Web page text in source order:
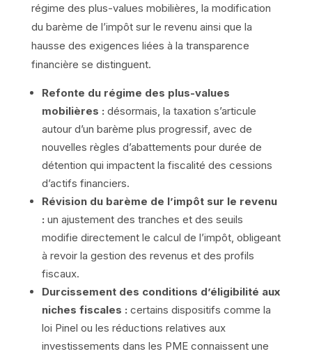
régime des plus-values mobilières, la modification
du barème de l’impôt sur le revenu ainsi que la
hausse des exigences liées à la transparence
financière se distinguent.
Refonte du régime des plus-values
mobilières : désormais, la taxation s’articule
autour d’un barème plus progressif, avec de
nouvelles règles d’abattements pour durée de
détention qui impactent la fiscalité des cessions
d’actifs financiers.
Révision du barème de l’impôt sur le revenu
: un ajustement des tranches et des seuils
modifie directement le calcul de l’impôt, obligeant
à revoir la gestion des revenus et des profils
fiscaux.
Durcissement des conditions d’éligibilité aux
niches fiscales : certains dispositifs comme la
loi Pinel ou les réductions relatives aux
investissements dans les PME connaissent une